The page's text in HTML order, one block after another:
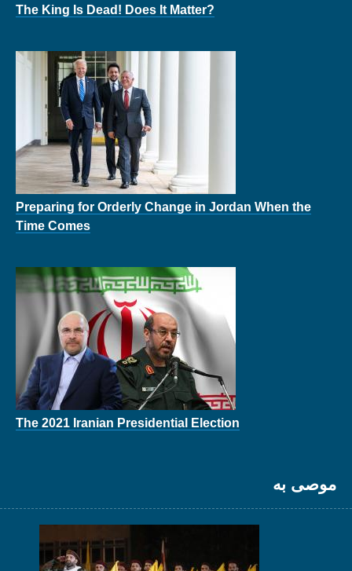
The King Is Dead! Does It Matter?
Preparing for Orderly Change in Jordan When the
Time Comes
The 2021 Iranian Presidential Election
موصى به